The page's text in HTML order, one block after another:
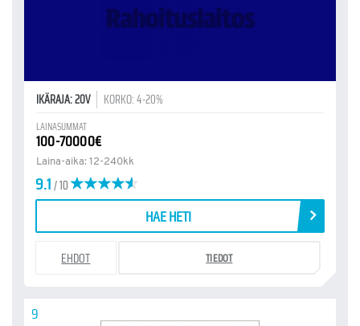
IKÄRAJA: 20V KORKO: 4-20%
LAINASUMMAT
100-70000€
Laina-aika: 12-240kk
9.1/ 10
HAE HETI
EHDOT TIEDOT
9